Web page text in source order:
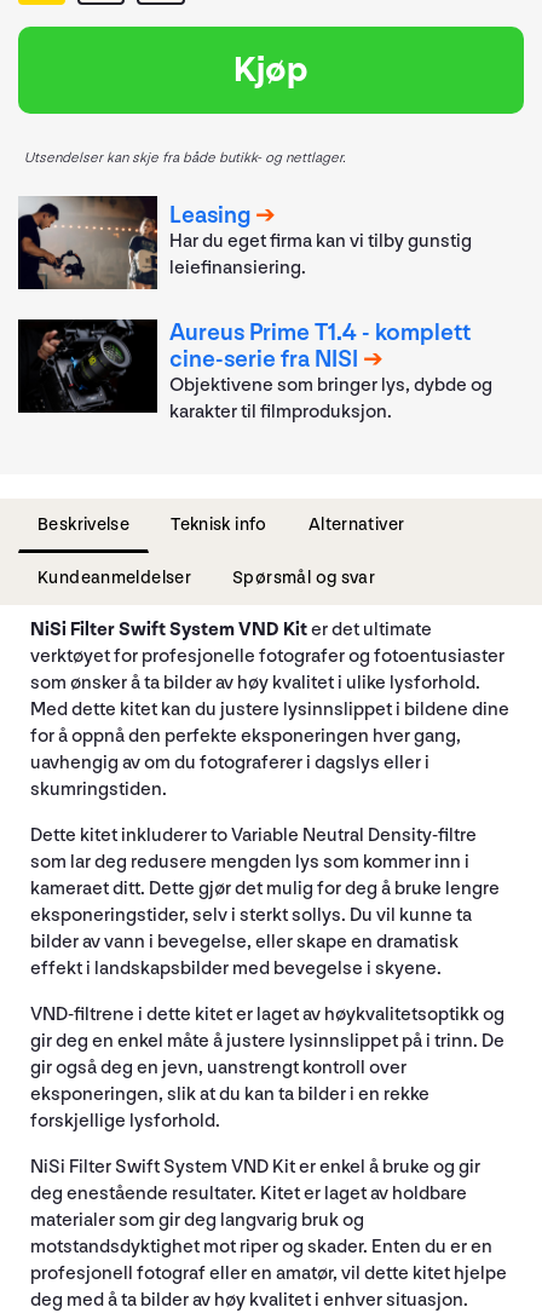
Kjøp
Utsendelser kan skje fra både butikk- og nettlager.
Leasing
Har du eget firma kan vi tilby gunstig
leiefinansiering.
Aureus Prime T1.4 - komplett
cine-serie fra NISI
Objektivene som bringer lys, dybde og
karakter til filmproduksjon.
Beskrivelse Teknisk info Alternativer
Kundeanmeldelser Spørsmål og svar
NiSi Filter Swift System VND Kiter det ultimate
verktøyet for profesjonelle fotografer og fotoentusiaster
som ønsker å ta bilder av høy kvalitet i ulike lysforhold.
Med dette kitet kan du justere lysinnslippet i bildene dine
for å oppnå den perfekte eksponeringen hver gang,
uavhengig av om du fotograferer i dagslys eller i
skumringstiden.
Dette kitet inkluderer to Variable Neutral Density-filtre
som lar deg redusere mengden lys som kommer inn i
kameraet ditt. Dette gjør det mulig for deg å bruke lengre
eksponeringstider, selv i sterkt sollys. Du vil kunne ta
bilder av vann i bevegelse, eller skape en dramatisk
effekt i landskapsbilder med bevegelse i skyene.
VND-filtrene i dette kitet er laget av høykvalitetsoptikk og
gir deg en enkel måte å justere lysinnslippet på i trinn. De
gir også deg en jevn, uanstrengt kontroll over
eksponeringen, slik at du kan ta bilder i en rekke
forskjellige lysforhold.
NiSi Filter Swift System VND Kit er enkel å bruke og gir
deg enestående resultater. Kitet er laget av holdbare
materialer som gir deg langvarig bruk og
motstandsdyktighet mot riper og skader. Enten du er en
profesjonell fotograf eller en amatør, vil dette kitet hjelpe
deg med å ta bilder av høy kvalitet i enhver situasjon.